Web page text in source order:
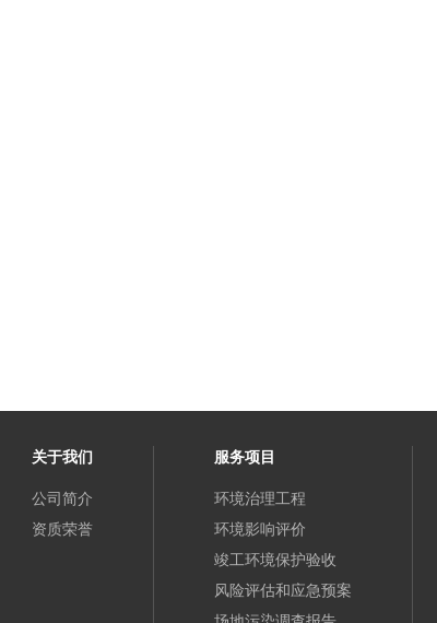
关于我们
公司简介
资质荣誉
服务项目
环境治理工程
环境影响评价
竣工环境保护验收
风险评估和应急预案